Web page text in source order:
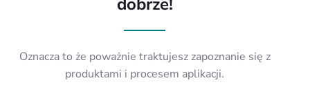
Oznacza to że poważnie traktujesz zapoznanie się z
produktami i procesem aplikacji.